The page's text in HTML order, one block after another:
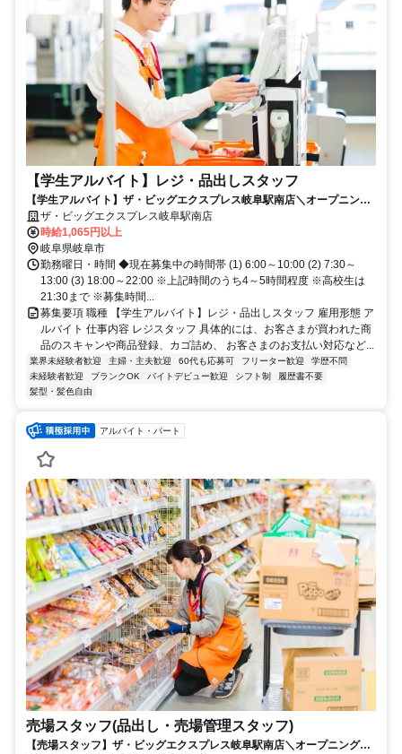
【学生アルバイト】レジ・品出しスタッフ
【学生アルバイト】ザ・ビッグエクスプレス岐阜駅南店＼オープニング
スタッフ募集！／
ザ・ビッグエクスプレス岐阜駅南店
時給1,065円以上
岐阜県岐阜市
勤務曜日・時間 ◆現在募集中の時間帯 (1) 6:00～10:00 (2) 7:30～
13:00 (3) 18:00～22:00 ※上記時間のうち4～5時間程度 ※高校生は
21:30まで ※募集時間...
募集要項 職種 【学生アルバイト】レジ・品出しスタッフ 雇用形態 ア
ルバイト 仕事内容 レジスタッフ 具体的には、お客さまが買われた商
品のスキャンや商品登録、カゴ詰め、 お客さまのお支払い対応など...
業界未経験者歓迎 主婦・主夫歓迎 60代も応募可 フリーター歓迎
学歴不問
未経験者歓迎
ブランクOK バイトデビュー歓迎 シフト制
履歴書不要
髪型・髪色自由
アルバイト・パート
売場スタッフ(品出し・売場管理スタッフ)
【売場スタッフ】ザ・ビッグエクスプレス岐阜駅南店＼オープニングス